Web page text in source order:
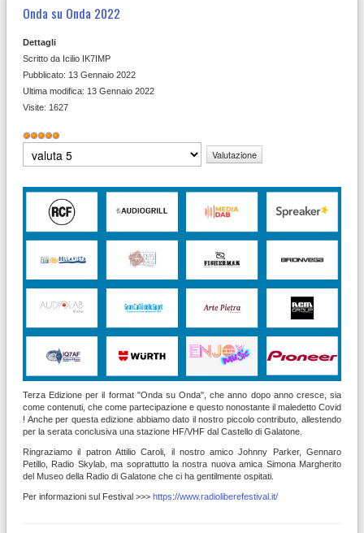
Onda su Onda 2022
Dettagli
Scritto da Icilio IK7IMP
Pubblicato: 13 Gennaio 2022
Ultima modifica: 13 Gennaio 2022
Visite: 1627
Valutazione
Valuta
Terza Edizione per il format "Onda su Onda", che anno dopo anno cresce, sia
come contenuti, che come partecipazione e questo nonostante il maledetto Covid
! Anche per questa edizione abbiamo dato il nostro piccolo contributo, allestendo
per la serata conclusiva una stazione HF/VHF dal Castello di Galatone.
Ringraziamo il patron Attilio Caroli, il nostro amico Johnny Parker, Gennaro
Petillo, Radio Skylab, ma soprattutto la nostra nuova amica Simona Margherito
del Museo della Radio di Galatone che ci ha gentilmente ospitati.
Per informazioni sul Festival >>> https://www.radioliberefestival.it/